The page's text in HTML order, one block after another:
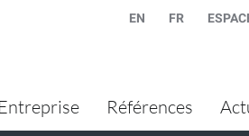
EN FR
Références